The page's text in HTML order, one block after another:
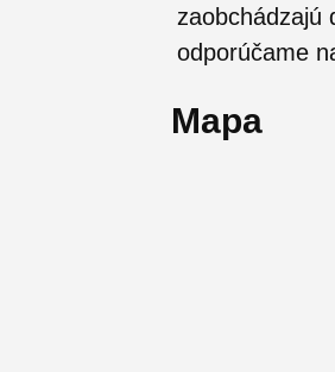
zaobchádzajú
odporúčame
Mapa